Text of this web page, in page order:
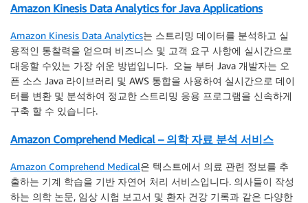
Amazon Kinesis Data Analytics for Java Applications
Amazon Kinesis Data Analytics는 스트리밍 데이터를 분석하고 실
용적인 통찰력을 얻으며 비즈니스 및 고객 요구 사항에 실시간으로
대응할 수있는 가장 쉬운 방법입니다. 오늘 부터 Java 개발자는 오
픈 소스 Java 라이브러리 및 AWS 통합을 사용하여 실시간으로 데이
터를 변환 및 분석하여 정교한 스트리밍 응용 프로그램을 신속하게
구축 할 수 있습니다.
Amazon Comprehend Medical – 의학 자료 분석 서비스
Amazon Comprehend Medical은 텍스트에서 의료 관련 정보를 추
출하는 기계 학습을 기반 자연어 처리 서비스입니다. 의사들이 작성
하는 의학 논문, 임상 시험 보고서 및 환자 건강 기록과 같은 다양한